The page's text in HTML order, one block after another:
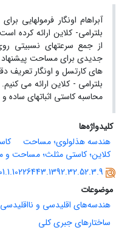
آبراهام اونگار فرمولهایی
بلترامی- کلاین ارائه کرده
از جمع سرعتهای نسبیتی
جدیدی برای مساحت پیشنهاد
های کارتسل و اونگار
بلترامی - کلاین ارائه می
محاسبه کاستی اثباتهای
کلیدواژه‌ها
هندسه هذلولوی؛ مساحت
کلاین؛ کاستی مثلث؛ مساحت و
موضوعات
هندسه‌های اقلیدسی و نااقلیدسی
ساختارهای جبری کلی